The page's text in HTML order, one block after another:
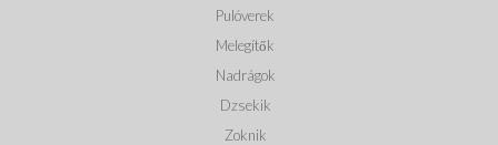
Pulóverek
Melegítők
Nadrágok
Dzsekik
Zoknik